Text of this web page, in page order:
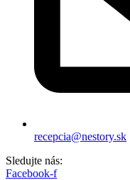
recepcia@nestory.sk
Sledujte nás:
Facebook-f